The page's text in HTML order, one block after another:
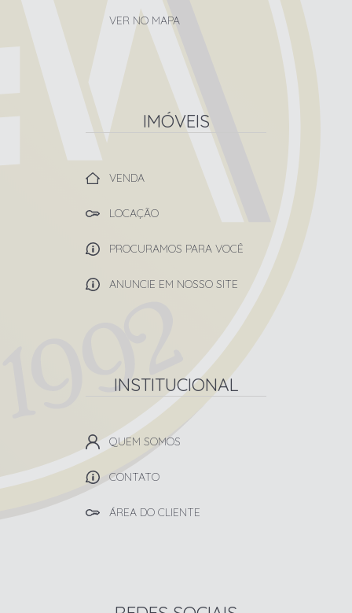
VER NO MAPA
IMÓVEIS
VENDA
LOCAÇÃO
PROCURAMOS PARA VOCÊ
ANUNCIE EM NOSSO SITE
INSTITUCIONAL
QUEM SOMOS
CONTATO
ÁREA DO CLIENTE